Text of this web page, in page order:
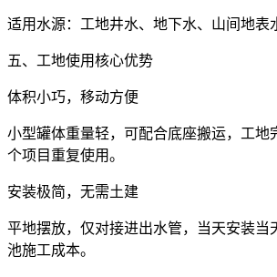
适用水源：工地井水、地下水、山间地表
五、工地使用核心优势
体积小巧，移动方便
小型罐体重量轻，可配合底座搬运，工地
个项目重复使用。
安装极简，无需土建
平地摆放，仅对接进出水管，当天安装当
池施工成本。